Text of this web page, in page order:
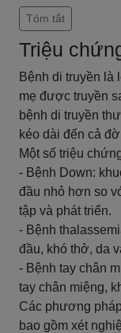
Tóm tắt
Triệu
Bệnh di truyền là
mẹ được truyền
bệnh di truyền
kéo dài đến cả
Một số triệu
- Bệnh Down:
đầu nhỏ hơn so
tập và phát triển.
- Bệnh
đầu, khó thở, da
- Bệnh tay chân
tay chân miệng,
Các phương
bao gồm xét